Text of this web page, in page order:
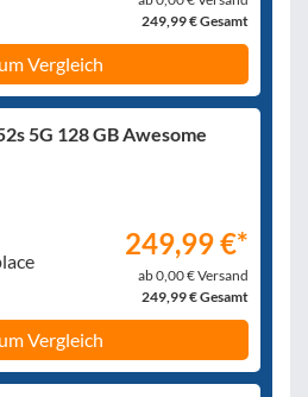
249,99 € Gesamt
Vergleich
5G 128 GB Awesome
249,99 €*
ab 0,00 € Versand
249,99 € Gesamt
Vergleich